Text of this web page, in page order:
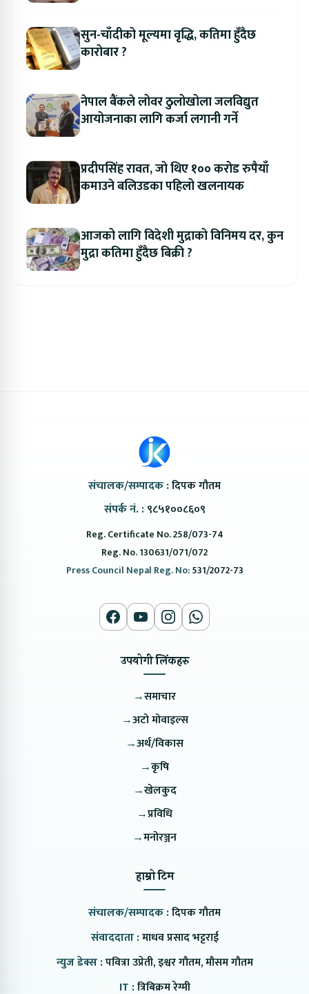
सुन-चाँदीको मूल्यमा वृद्धि, कतिमा हुँदैछ
कारोबार ?
नेपाल बैंकले लोवर ठुलोखोला जलविद्युत
आयोजनाका लागि कर्जा लगानी गर्ने
प्रदीपसिंह रावत, जो थिए १०० करोड रुपैयाँ
कमाउने बलिउडका पहिलो खलनायक
आजको लागि विदेशी मुद्राको विनिमय दर, कुन
मुद्रा कतिमा हुँदैछ बिक्री ?
संचालक/सम्पादक :दिपक गौतम
संपर्क नं. : ९८५१००८६०९
Reg. Certificate No. 258/073-74
Reg. No. 130631/071/072
Press Council Nepal Reg. No:531/2072-73
उपयोगी लिंकहरु
→समाचार
→अटो मोवाइल्स
→अर्थ/विकास
→कृषि
→खेलकुद
→प्रविधि
→मनोरञ्जन
हाम्रो टिम
संचालक/सम्पादक :दिपक गौतम
संवाददाता :माधव प्रसाद भट्टराई
न्युज डेक्स :पवित्रा उप्रेती, इश्वर गौतम, मौसम गौतम
IT :त्रिबिक्रम रेग्मी